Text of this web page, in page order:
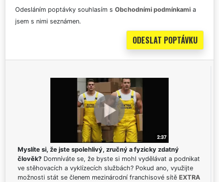
Odesláním poptávky souhlasím s Obchodními podmínkami a
jsem s nimi seznámen.
Myslíte si, že jste spolehlivý, zručný a fyzicky zdatný
člověk? Domníváte se, že byste si mohl vydělávat a podnikat
ve stěhovacích a vyklízecích službách? Pokud ano, využijte
možnosti stát se členem mezinárodní franchisové sítě EXTRA